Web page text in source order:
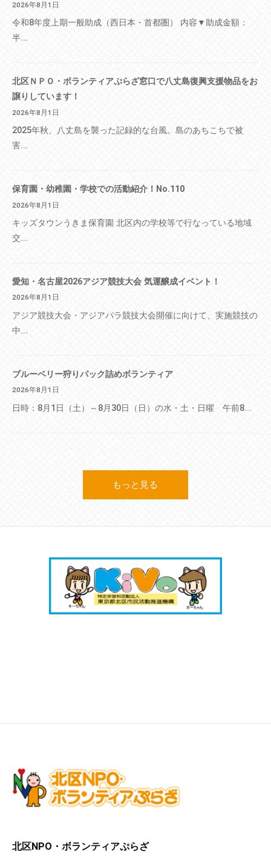
2026年8月1日
令和8年度上期一般助成（西日本・首都圏） 内容▼助成金額：
半...
北区ＮＰＯ・ボランティアぷらざ窓口で八丈島復興支援物品をお
譲りしています！
2026年8月1日
2025年秋、八丈島を襲った記録的な台風。島のあちこちで被
害...
保育園・幼稚園・学校での活動紹介！No.110
2026年8月1日
キッズタウンうきま保育園 北区内の学校等で行なっている地域
交...
愛知・名古屋2026アジア競技大会 気運醸成イベント！
2026年8月1日
アジア競技大会・アジアパラ競技大会開催に向けて、実施競技の
中...
ブルーベリー狩りパック詰めボランティア
2026年8月1日
日時：8月1日（土）～8月30日（日）の水・土・日曜 午前8...
もっと見る
北区NPO・ボランティアぷらざ